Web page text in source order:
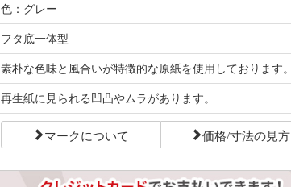
色：グレー
フタ底一体型
素朴な色味と風合いが特徴的な原紙を使用しております。
再生紙に見られる凹凸やムラがあります。
マークについて 価格/寸法の見方